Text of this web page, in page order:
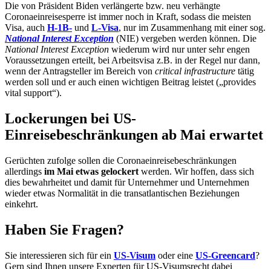
Die von Präsident Biden verlängerte bzw. neu verhängte
Coronaeinreisesperre ist immer noch in Kraft, sodass die meisten
Visa, auch H-1B- und L-Visa, nur im Zusammenhang mit einer sog.
National Interest Exception (NIE) vergeben werden können. Die
National Interest Exception wiederum wird nur unter sehr engen
Voraussetzungen erteilt, bei Arbeitsvisa z.B. in der Regel nur dann,
wenn der Antragsteller im Bereich von critical infrastructure tätig
werden soll und er auch einen wichtigen Beitrag leistet („provides
vital support“).
Lockerungen bei US-
Einreisebeschränkungen ab Mai erwartet
Gerüchten zufolge sollen die Coronaeinreisebeschränkungen
allerdings im Mai etwas gelockert werden. Wir hoffen, dass sich
dies bewahrheitet und damit für Unternehmer und Unternehmen
wieder etwas Normalität in die transatlantischen Beziehungen
einkehrt.
Haben Sie Fragen?
Sie interessieren sich für ein US-Visum oder eine US-Greencard?
Gern sind Ihnen unsere Experten für US-Visumsrecht dabei